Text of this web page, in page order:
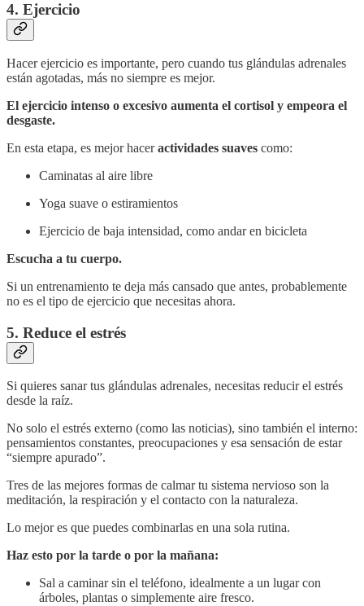
4. Ejercicio
Hacer ejercicio es importante, pero cuando tus glándulas adrenales
están agotadas, más no siempre es mejor.
El ejercicio intenso o excesivo aumenta el cortisol y empeora el
desgaste.
En esta etapa, es mejor haceractividades suaves como:
Caminatas al aire libre
Yoga suave o estiramientos
Ejercicio de baja intensidad, como andar en bicicleta
Escucha a tu cuerpo.
Si un entrenamiento te deja más cansado que antes, probablemente
no es el tipo de ejercicio que necesitas ahora.
5. Reduce el estrés
Si quieres sanar tus glándulas adrenales, necesitas reducir el estrés
desde la raíz.
No solo el estrés externo (como las noticias), sino también el interno:
pensamientos constantes, preocupaciones y esa sensación de estar
“siempre apurado”.
Tres de las mejores formas de calmar tu sistema nervioso son la
meditación, la respiración y el contacto con la naturaleza.
Lo mejor es que puedes combinarlas en una sola rutina.
Haz esto por la tarde o por la mañana:
Sal a caminar sin el teléfono, idealmente a un lugar con
árboles, plantas o simplemente aire fresco.